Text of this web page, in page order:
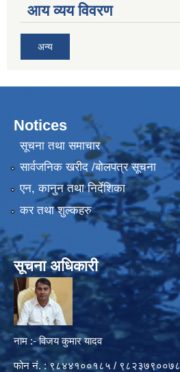
आय व्यय विवरण
अन्य
Notices
सूचना तथा समाचार
सार्वजनिक खरीद /बोलपत्र सूचना
एन, कानुन तथा निर्देशिका
कर तथा शुल्कहरु
सूचना अधिकारी
नाम :- विजय कुमार यादव
फोन नं. : ९८४४१००१८५ / ९८२३७९००७८